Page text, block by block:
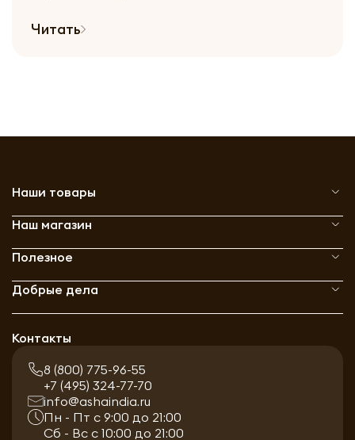
Читать
Наши товары
Наш магазин
Полезное
Добрые дела
Контакты
8 (800) 775-96-55
+7 (495) 324-77-70
info@ashaindia.ru
Пн - Пт с 9:00 до 21:00
Сб - Вс с 10:00 до 21:00